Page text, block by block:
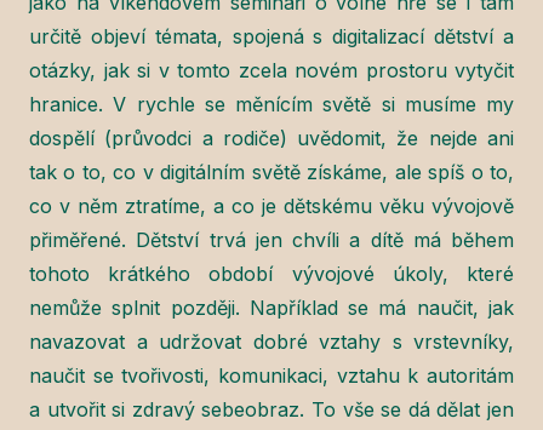
určitě objeví témata, spojená s digitalizací dětství a
otázky, jak si v tomto zcela novém prostoru vytyčit
hranice. V rychle se měnícím světě si musíme my
dospělí (průvodci a rodiče) uvědomit, že nejde ani
tak o to, co v digitálním světě získáme, ale spíš o to,
co v něm ztratíme, a co je dětskému věku vývojově
přiměřené. Dětství trvá jen chvíli a dítě má během
tohoto krátkého období vývojové úkoly, které
nemůže splnit později. Například se má naučit, jak
navazovat a udržovat dobré vztahy s vrstevníky,
naučit se tvořivosti, komunikaci, vztahu k autoritám
a utvořit si zdravý sebeobraz. To vše se dá dělat jen